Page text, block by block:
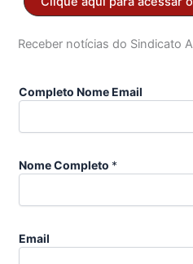
Receber notícias do Sindicato
Completo Nome Email
Nome Completo *
Email